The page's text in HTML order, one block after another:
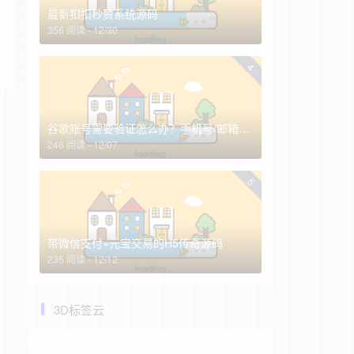
最新扣扣秒赞系统源码
356 阅读 - 12/30
4
谷歌账号需要验证怎么办？手机号/邮箱全换了怎么找回谷歌账号？
246 阅读 - 12/07
5
带微信支付+元宝交易的H5传奇源码
235 阅读 - 12/12
3D标签云